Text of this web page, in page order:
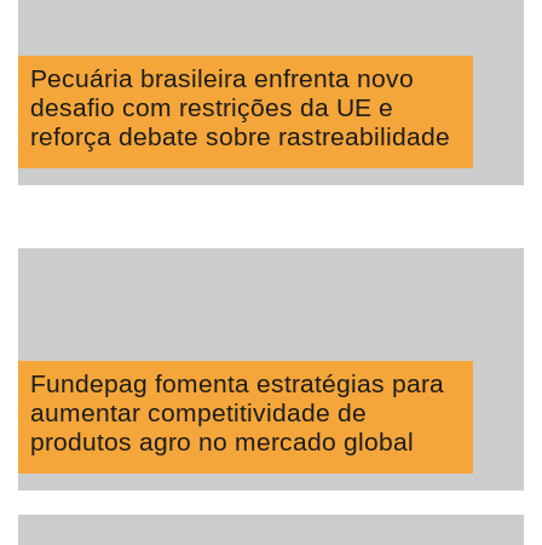
Pecuária brasileira enfrenta novo
desafio com restrições da UE e
reforça debate sobre rastreabilidade
Fundepag fomenta estratégias para
aumentar competitividade de
produtos agro no mercado global